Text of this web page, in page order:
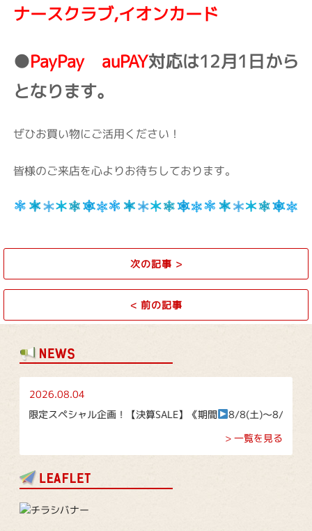
ナースクラブ,イオンカード
●PayPay auPAY対応は12月1日から
となります。
ぜひお買い物にご活用ください！
皆様のご来店を心よりお待ちしております。
次の記事 >
< 前の記事
2026.08.04
限定スペシャル企画！【決算SALE】《期間
8/8(土)～8/16(日)》
> 一覧を見る